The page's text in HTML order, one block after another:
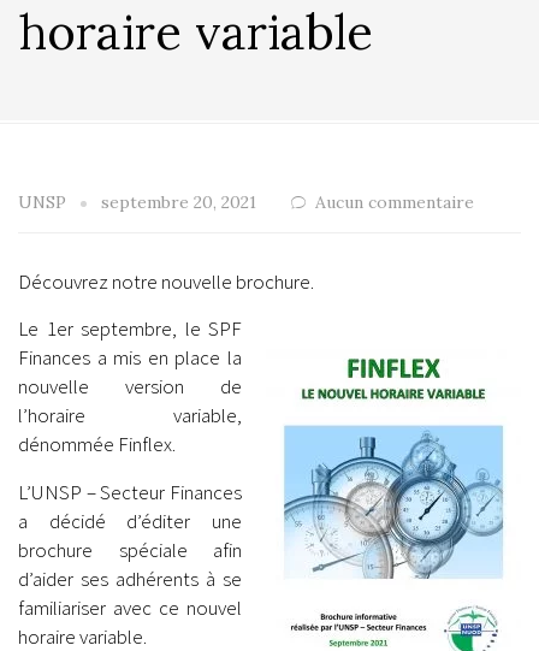
horaire variable
UNSP septembre 20, 2021 Aucun commentaire
Découvrez notre nouvelle brochure.
Le 1er septembre, le SPF
Finances a mis en place la
nouvelle version de
l’horaire variable,
dénommée Finflex.
L’UNSP – Secteur Finances
a décidé d’éditer une
brochure spéciale afin
d’aider ses adhérents à se
familiariser avec ce nouvel
horaire variable.